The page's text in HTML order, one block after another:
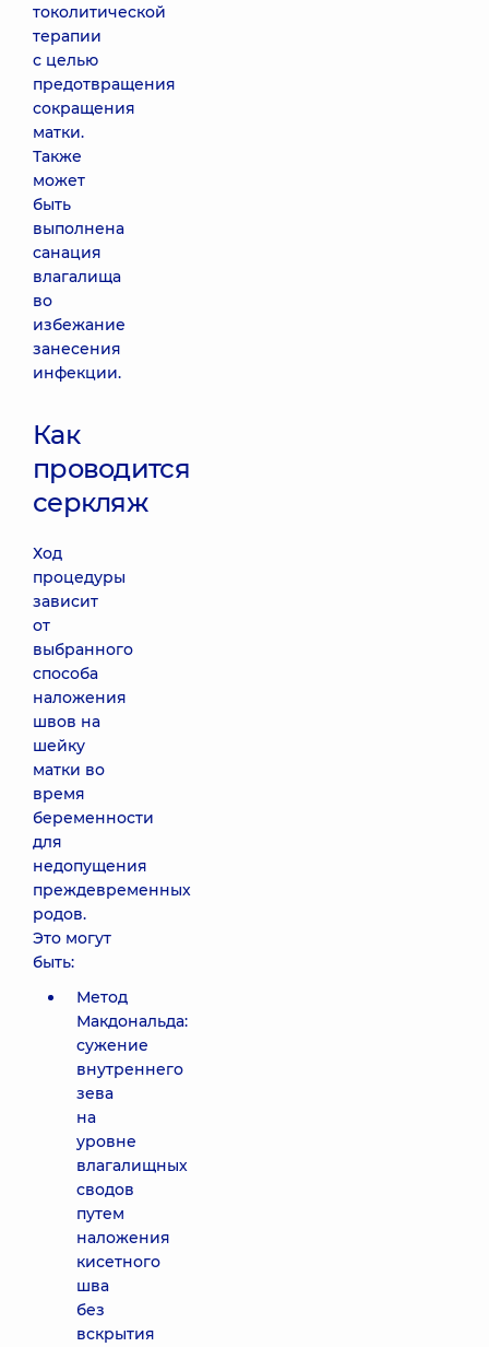
токолитической
терапии
с целью
предотвращения
сокращения
матки.
Также
может
быть
выполнена
санация
влагалища
во
избежание
занесения
инфекции.
Как
проводится
серкляж
Ход
процедуры
зависит
от
выбранного
способа
наложения
швов на
шейку
матки во
время
беременности
для
недопущения
преждевременных
родов.
Это могут
быть:
Метод
Макдональда:
сужение
внутреннего
зева
на
уровне
влагалищных
сводов
путем
наложения
кисетного
шва
без
вскрытия